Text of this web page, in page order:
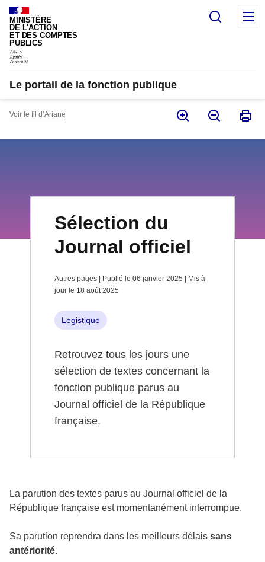
Panneau de gestion des cookies
MINISTÈRE
DE L'ACTION
ET DES COMPTES
PUBLICS
Le portail de la fonction publique
Voir le fil d’Ariane
Sélection du
Journal officiel
Autres pages | Publié le 06 janvier 2025 | Mis à
jour le 18 août 2025
Legistique
Retrouvez tous les jours une
sélection de textes concernant la
fonction publique parus au
Journal officiel de la République
française.
La parution des textes parus au Journal officiel de la
République française est momentanément interrompue.
Sa parution reprendra dans les meilleurs délais sans
antériorité.